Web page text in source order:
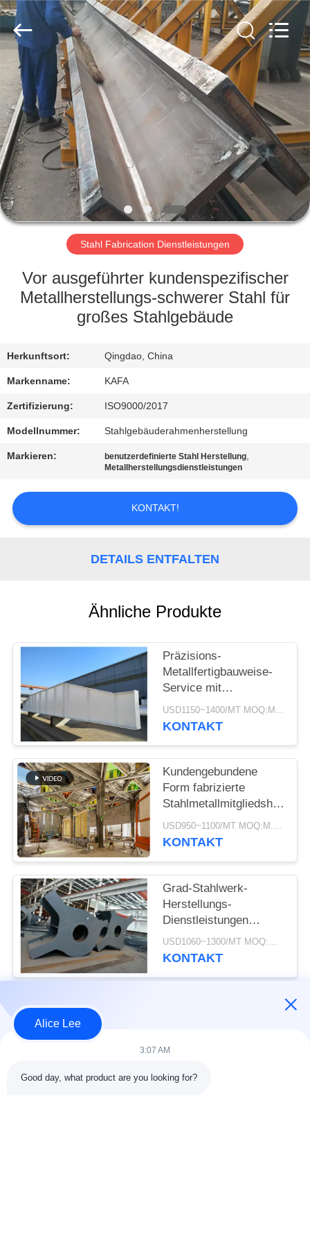
ZU
HAUSE
PRODUKTE
VIDEOS
VR
ÜBER
WERKSBESICHTIGUNG
QUALITÄTSKONTROLLE
KONTAKT
NEUIGKEITEN
FÄLLE
DATENSCHUTZRICHTLINIE
Fabrication
Co.,
All
Rights
Reserved.
Stahl Fabrication Dienstleistungen
Vor ausgeführter kundenspezifischer
Metallherstellungs-schwerer Stahl für
großes Stahlgebäude
Herkunftsort: Qingdao, China
Markenname: KAFA
Zertifizierung: ISO9000/2017
Modellnummer: Stahlgebäuderahmenherstellung
Markieren: benutzerdefinierte Stahl Herstellung,
Metallherstellungsdienstleistungen
KONTAKT!
DETAILS ENTFALTEN
Ähnliche Produkte
Präzisions-
Metallfertigbauweise-
Service mit
Galvanisation und
Malerei
USD1150~1400/MT MOQ:M.Ü. 50
KONTAKT
Kundengebundene
Form fabrizierte
Versorgungs-Service
vor
USD950~1100/MT MOQ:M.Ü. 50
KONTAKT
Grad-Stahlwerk-
Herstellungs-
Dienstleistungen
Q355B Q235B
schweißten gut
USD1060~1300/MT MOQ:M.Ü. 50
KONTAKT
Beliebte Kategorien
Stahlkonstruktionsbau
Werkstatt
Alice Lee
3:07 AM
Good day, what product are you looking for?